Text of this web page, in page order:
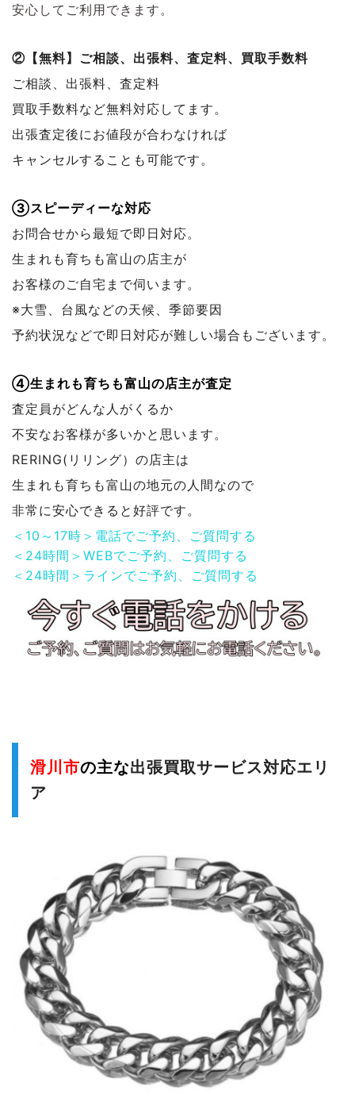
安心してご利用できます。
②【無料】ご相談、出張料、査定料、買取手数料
ご相談、出張料、査定料
買取手数料など無料対応してます。
出張査定後にお値段が合わなければ
キャンセルすることも可能です。
③スピーディーな対応
お問合せから最短で即日対応。
生まれも育ちも富山の店主が
お客様のご自宅まで伺います。
※大雪、台風などの天候、季節要因
予約状況などで即日対応が難しい場合もございます。
④生まれも育ちも富山の店主が査定
査定員がどんな人がくるか
不安なお客様が多いかと思います。
RERING(リリング）の店主は
生まれも育ちも富山の地元の人間なので
非常に安心できると好評です。
＜10～17時＞電話でご予約、ご質問する
＜24時間＞WEBでご予約、ご質問する
＜24時間＞ラインでご予約、ご質問する
滑川市の主な出張買取サービス対応エリ
ア